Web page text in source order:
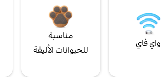
واي فاي
مناسبة
للحيوانات الأليفة